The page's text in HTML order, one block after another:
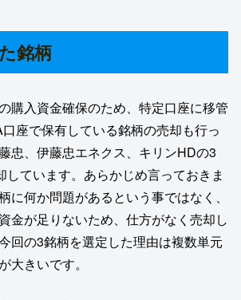
銘柄
購入資金確保のため、特定口座に移管
座で保有している銘柄の売却も行っ
忠、伊藤忠エネクス、キリンHDの3
しています。あらかじめ言っておきま
に何か問題があるという事ではなく、
金が足りないため、仕方がなく売却し
回の3銘柄を選定した理由は複数単元
大きいです。